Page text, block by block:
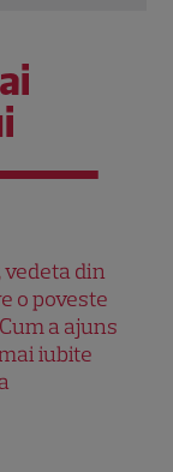
vedeta din
o poveste
a ajuns
iubite